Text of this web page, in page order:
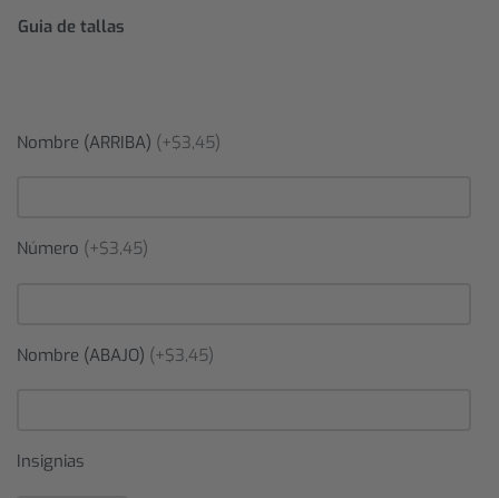
Guia de tallas
Nombre (ARRIBA) (+$3,45)
Número (+$3,45)
Nombre (ABAJO) (+$3,45)
Insignias